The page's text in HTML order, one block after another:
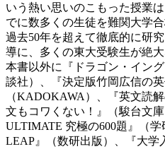
いう熱い思いのこもった授業
でに数多くの生徒を難関大学
過去50年を超えて徹底的に研
導に、多くの東大受験生が絶
本書以外に『ドラゴン・イン
談社）、『決定版竹岡広信の
（KADOKAWA）、『英文読
文もコワくない！』（駿台文
ULTIMATE 究極の600題』（
LEAP』（数研出版）、『大学